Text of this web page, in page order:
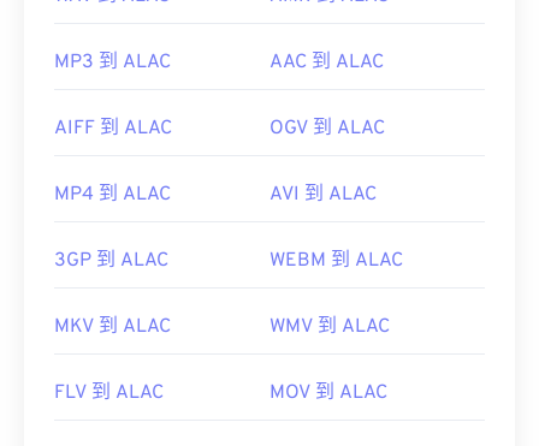
MP3 到 ALAC AAC 到 ALAC
AIFF 到 ALAC OGV 到 ALAC
MP4 到 ALAC AVI 到 ALAC
3GP 到 ALAC WEBM 到 ALAC
MKV 到 ALAC WMV 到 ALAC
FLV 到 ALAC MOV 到 ALAC